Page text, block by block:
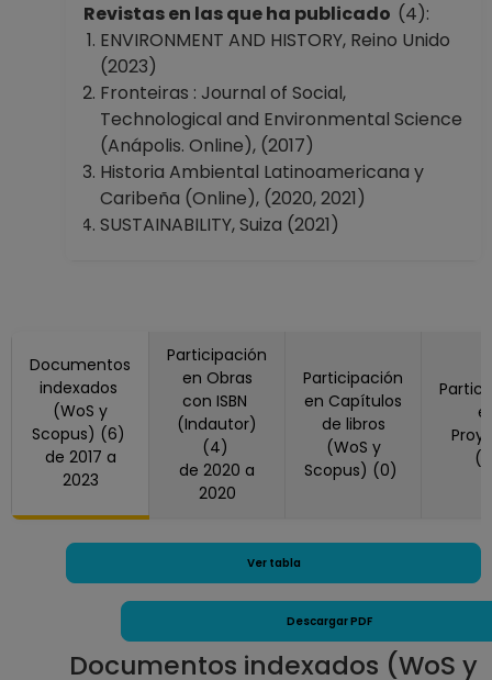
Revistas en las que ha publicado (4):
ENVIRONMENT AND HISTORY, Reino Unido
(2023)
Fronteiras : Journal of Social,
Technological and Environmental Science
(Anápolis. Online), (2017)
Historia Ambiental Latinoamericana y
Caribeña (Online), (2020, 2021)
SUSTAINABILITY, Suiza (2021)
Documentos
indexados
(WoS y
Scopus) (6)
de 2017 a
2023
Participación
en Obras
con ISBN
(Indautor)
(4)
de 2020 a
2020
Participación
en Capítulos
de libros
(WoS y
Scopus) (0)
Ver tabla
Descargar PDF
Documentos indexados (WoS y